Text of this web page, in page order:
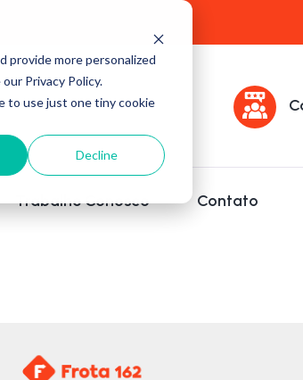
provide more personalized
Privacy Policy.
to use just one tiny cookie
Decline
Trabalhe Conosco Contato